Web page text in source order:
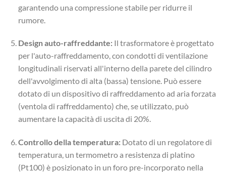
garantendo una compressione stabile per ridurre il
rumore.
Design auto-raffreddante:Il trasformatore è progettato
per l'auto-raffreddamento, con condotti di ventilazione
longitudinali riservati all'interno della parete del cilindro
dell'avvolgimento di alta (bassa) tensione. Può essere
dotato di un dispositivo di raffreddamento ad aria forzata
(ventola di raffreddamento) che, se utilizzato, può
aumentare la capacità di uscita di 20%.
Controllo della temperatura:Dotato di un regolatore di
temperatura, un termometro a resistenza di platino
(Pt100) è posizionato in un foro pre-incorporato nella